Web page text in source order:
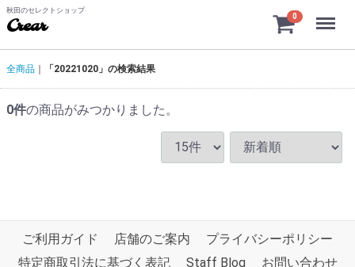
秋田のセレクトショップ
Crear
0 Menu
全商品 「20221020」の検索結果
0件の商品がみつかりました。
ご利用ガイド 店舗のご案内
プライバシーポリシー
特定商取引法に基づく表記
Staff Blog お問い合わせ